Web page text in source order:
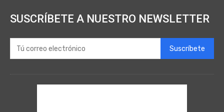
SUSCRÍBETE A NUESTRO NEWSLETTER
Suscríbete